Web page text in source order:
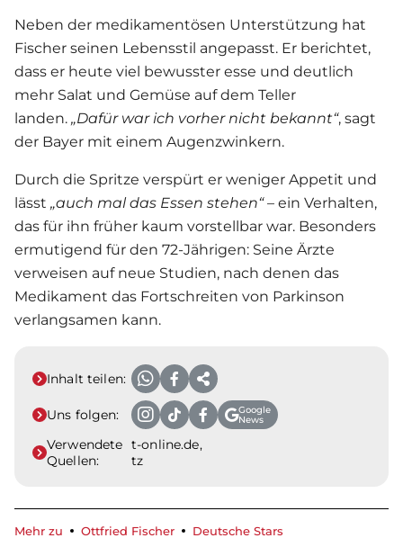
Neben der medikamentösen Unterstützung hat
Fischer seinen Lebensstil angepasst. Er berichtet,
dass er heute viel bewusster esse und deutlich
mehr Salat und Gemüse auf dem Teller
landen. „Dafür war ich vorher nicht bekannt“, sagt
der Bayer mit einem Augenzwinkern.
Durch die Spritze verspürt er weniger Appetit und
lässt „auch mal das Essen stehen“– ein Verhalten,
das für ihn früher kaum vorstellbar war. Besonders
ermutigend für den 72-Jährigen: Seine Ärzte
verweisen auf neue Studien, nach denen das
Medikament das Fortschreiten von Parkinson
verlangsamen kann.
Inhalt teilen:
Uns folgen:
Google
News
Verwendete
Quellen:
t-online.de,
tz
Mehr zu Ottfried Fischer Deutsche Stars